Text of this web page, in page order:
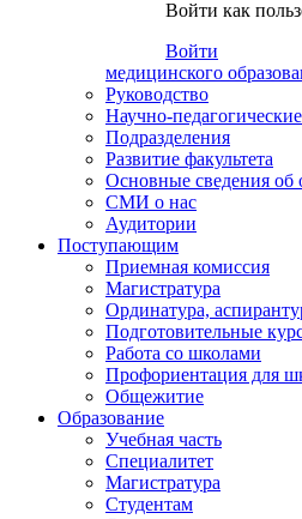
Войти как
Войти
медицинского
Руководство
Научно-
Подразделения
Развитие факультета
Основные сведения об
СМИ о нас
Аудитории
Поступающим
Приемная комиссия
Магистратура
Ординатура,
Подготовительные
Работа со школами
Профориентация для
Общежитие
Образование
Учебная часть
Специалитет
Магистратура
Студентам